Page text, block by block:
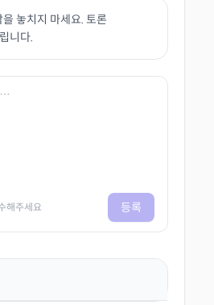
놓치지 마세요. 토론
니다.
해주세요 등록